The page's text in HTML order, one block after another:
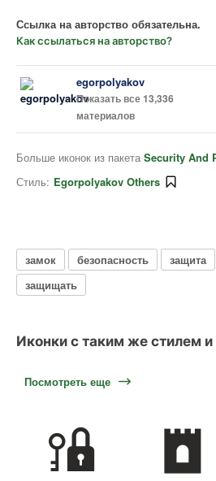
Ссылка на авторство обязательна.
Как ссылаться на авторство?
egorpolyakov
Показать все 13,336
материалов
Больше иконок из пакета Security And
Стиль: Egorpolyakov Others
замок безопасность защита
защищать
Иконки с таким же стилем
Посмотреть еще